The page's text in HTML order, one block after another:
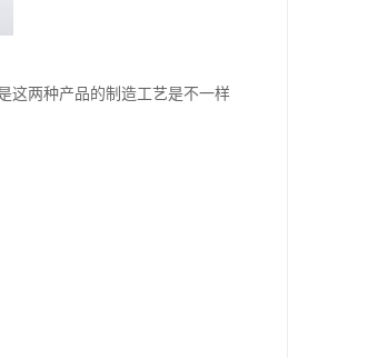
这两种产品的制造工艺是不一样